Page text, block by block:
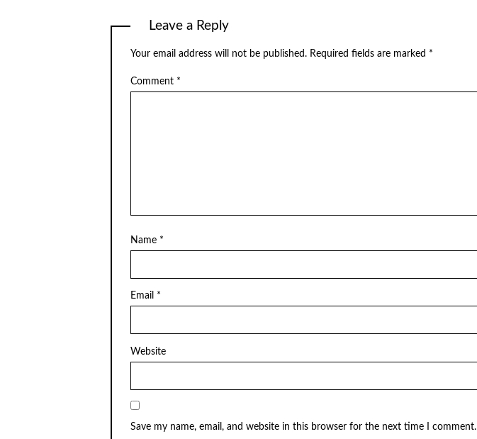
Leave a Reply
Your email address will not be published. Required fields are marked *
Comment *
Name *
Email *
Website
Save my name, email, and website in this browser for the next time I comment.